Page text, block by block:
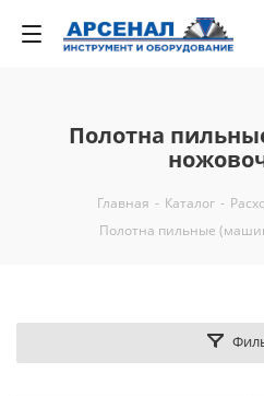
Полотна
Главная - Каталог -
Полотна пильные